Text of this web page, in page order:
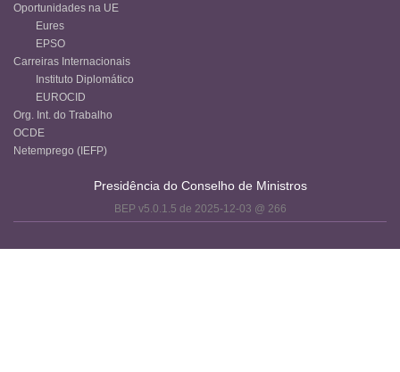
Oportunidades na UE
Eures
EPSO
Carreiras Internacionais
Instituto Diplomático
EUROCID
Org. Int. do Trabalho
OCDE
Netemprego (IEFP)
Presidência do Conselho de Ministros
BEP v5.0.1.5 de 2025-12-03 @ 266